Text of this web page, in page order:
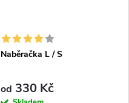
Naběračka L / S
od 330 Kč